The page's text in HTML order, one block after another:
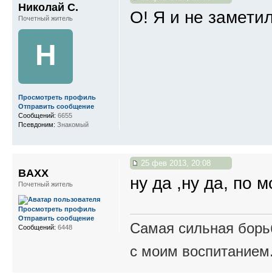
О! Я и не
Николай С.
Почетный житель
Н
Просмотреть профиль
Отправить сообщение
Сообщений: 6655
Псевдоним: Знакомый
25 фев 2013, 20:08
ну да ,ну да, по
Самая сильная
с моим
BAXX
Почетный житель
Просмотреть профиль
Отправить сообщение
Сообщений: 6448